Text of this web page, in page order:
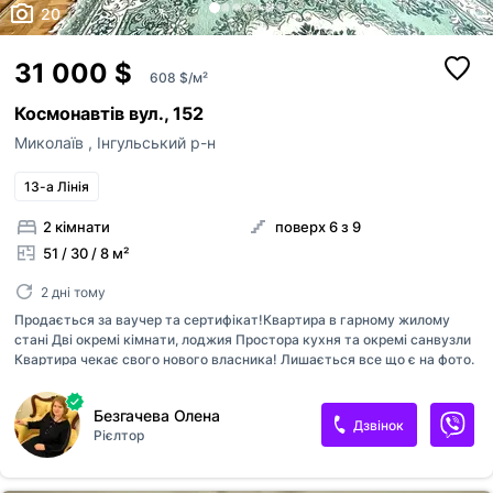
20
31 000 $ 608 $/м²
Космонавтів вул., 152
Миколаїв , Інгульський р-н
13-а Лінія
2 кімнати
51 / 30 / 8 м²
поверх 6 з 9
2 дні тому
Продається за ваучер та сертифікат!Квартира в гарному жилому
стані Дві окремі кімнати, лоджия Простора кухня та окремі санвузли
Квартира чекає свого нового власника! Лишається все що є на фото.
будинку супермаркет Копійка, ринок Баштанський. Телефонуйте!
Безгачева Олена
Рієлтор
Дзвінок